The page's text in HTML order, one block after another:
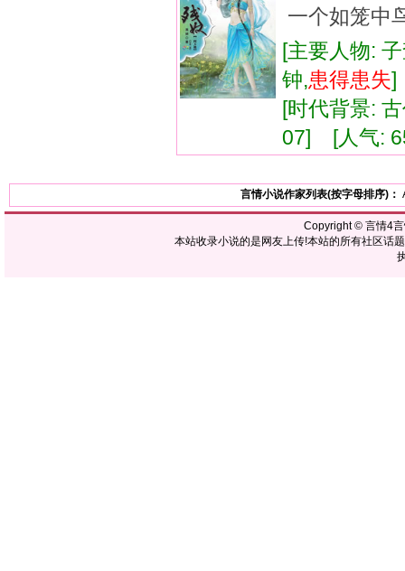
一个如笼中
[主要人物:
钟,患得患失
[时代背景:
07] [人气:
言情小说作家列表(按字母排序)：
Copyright © 言情4
本站收录小说的是网友上传!本站的所有社区话